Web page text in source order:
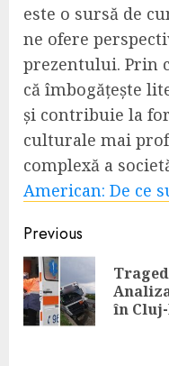
este o sursă de
ne ofere
prezentului. Prin
că îmbogățește
și contribuie la
culturale mai
complexă a
American: De ce
Continue
Reading
Previous
în